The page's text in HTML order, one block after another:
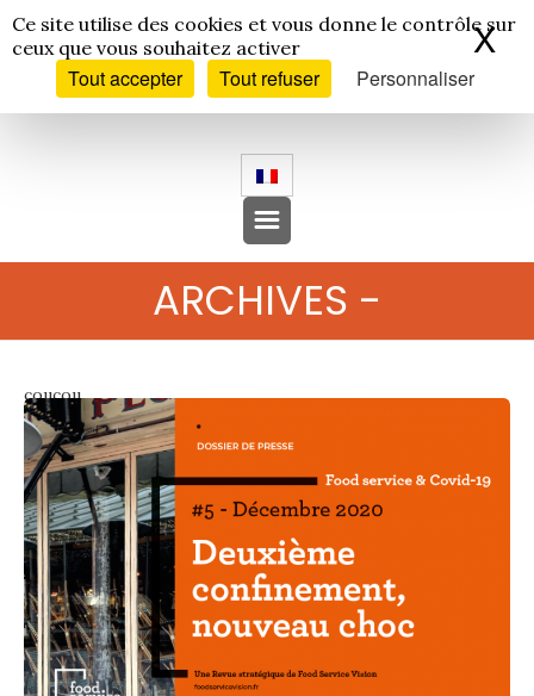
Panneau de gestion des cookies
Ce site utilise des cookies et vous donne le contrôle sur
ceux que vous souhaitez activer
Tout accepter Tout refuser Personnaliser
X
ARCHIVES -
coucou